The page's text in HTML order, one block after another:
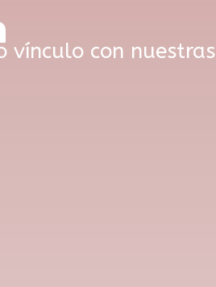
vínculo con nuestras